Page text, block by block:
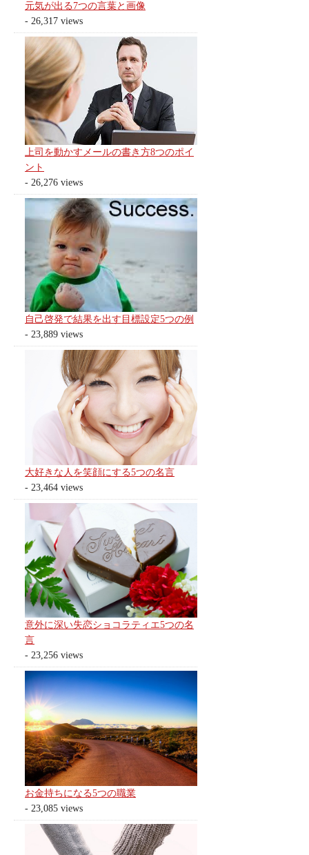
元気が出る7つの言葉と画像
- 26,317 views
上司を動かすメールの書き方8つのポイ
ント
- 26,276 views
自己啓発で結果を出す目標設定5つの例
- 23,889 views
大好きな人を笑顔にする5つの名言
- 23,464 views
意外に深い失恋ショコラティエ5つの名
言
- 23,256 views
お金持ちになる5つの職業
- 23,085 views